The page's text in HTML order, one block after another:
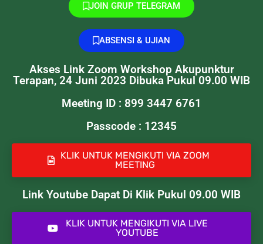
JOIN GRUP TELEGRAM
ABSENSI & UJIAN
Akses Link Zoom Workshop Akupunktur
Terapan, 24 Juni 2023 Dibuka Pukul 09.00 WIB
Meeting ID : 899 3447 6761
Passcode : 12345
KLIK UNTUK MENGIKUTI VIA ZOOM
MEETING
Link Youtube Dapat Di Klik Pukul 09.00 WIB
KLIK UNTUK MENGIKUTI VIA LIVE
YOUTUBE